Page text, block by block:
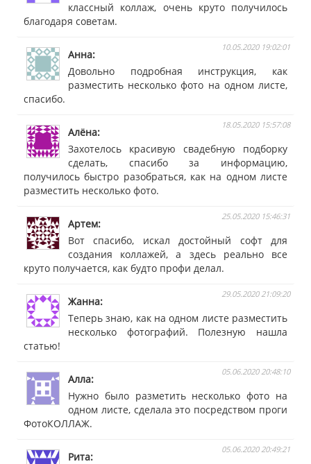
классный коллаж, очень круто получилось
благодаря советам.
Анна
10.05.2020 19:02:01
Довольно подробная инструкция, как
разместить несколько фото на одном листе,
спасибо.
Алёна
18.05.2020 15:57:08
Захотелось красивую свадебную подборку
сделать, спасибо за информацию,
получилось быстро разобраться, как на одном листе
разместить несколько фото.
Артем
25.05.2020 15:46:31
Вот спасибо, искал достойный софт для
создания коллажей, а здесь реально все
круто получается, как будто профи делал.
Жанна
29.05.2020 21:09:20
Теперь знаю, как на одном листе разместить
несколько фотографий. Полезную нашла
статью!
Алла
05.06.2020 20:48:10
Нужно было разметить несколько фото на
одном листе, сделала это посредством проги
ФотоКОЛЛАЖ.
Рита
05.06.2020 20:49:21